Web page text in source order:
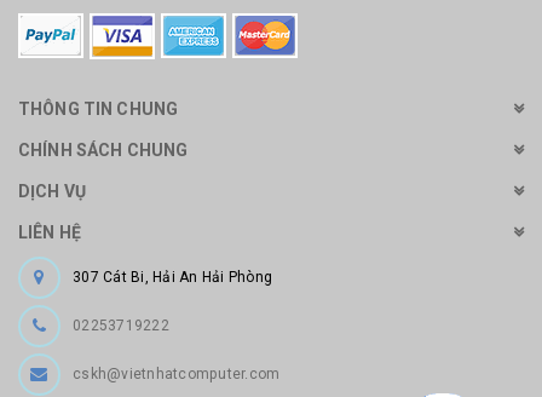
THÔNG TIN CHUNG
CHÍNH SÁCH CHUNG
DỊCH VỤ
LIÊN HỆ
307 Cát Bi, Hải An Hải Phòng
02253719222
cskh@vietnhatcomputer.com